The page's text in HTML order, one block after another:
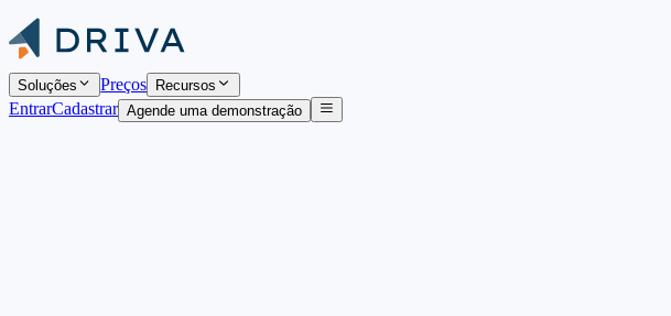
Soluções Preços Recursos
EntrarCadastrar Agende uma demonstração